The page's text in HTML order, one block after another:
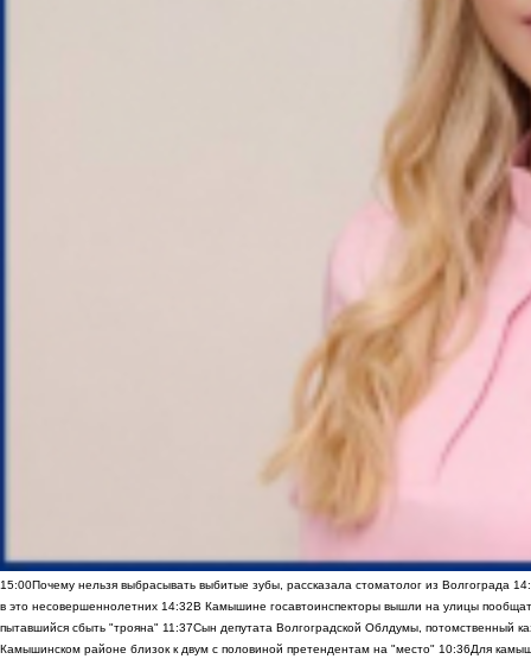
15:00Почему нельзя выбрасывать выбитые зубы, рассказала стоматолог из Волгограда
в это несовершеннолетних 14:32В Камышине госавтоинспекторы вышли на улицы
пытавшийся сбыть "трояна" 11:37Сын депутата Волгоградской Облдумы, потомственный
Камышинском районе близок к двум с половиной претендентам на "место" 10:36Для